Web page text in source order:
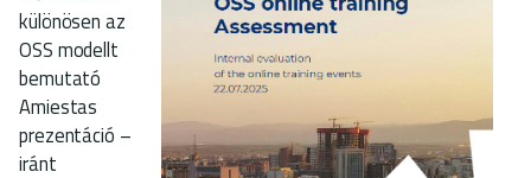
különösen az
OSS modellt
bemutató
Amiestas
prezentáció –
iránt